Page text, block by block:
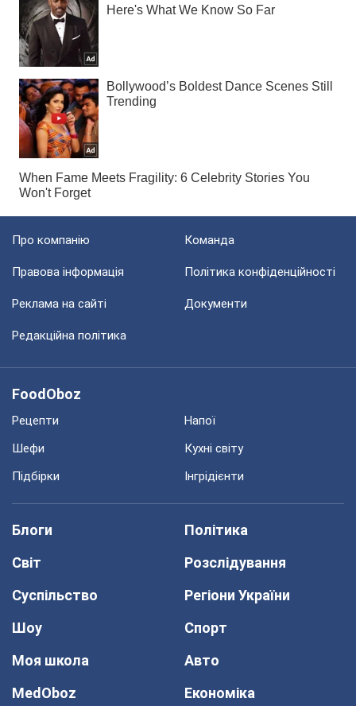
Про компанію Команда
Правова інформація Політика конфіденційності
Реклама на сайті Документи
Редакційна політика
FoodOboz
Рецепти
Напої
Шефи
Кухні світу
Підбірки
Інгрідієнти
Блоги
Політика
Світ
Розслідування
Суспільство
Регіони України
Шоу
Спорт
Моя школа
Авто
MedOboz
Економіка